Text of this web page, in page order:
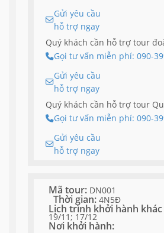
Gửi yêu cầu
hỗ trợ ngay
Quý khách cần hỗ trợ tour
Gọi tư vấn miễn phí: 090-
Gửi yêu cầu
hỗ trợ ngay
Quý khách cần hỗ trợ tour
Gọi tư vấn miễn phí: 090-
Gửi yêu cầu
hỗ trợ ngay
Mã tour: DN001
Thời gian: 4N5Đ
Lịch trình khởi hành khác
19/11; 17/12
Nơi khởi hành: